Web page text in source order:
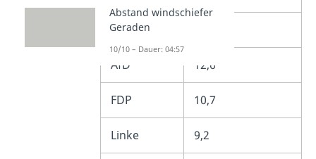
SPD
AfD 12,6
FDP 10,7
Linke 9,2
Abstand windschiefer
Geraden
10/10 – Dauer: 04:57